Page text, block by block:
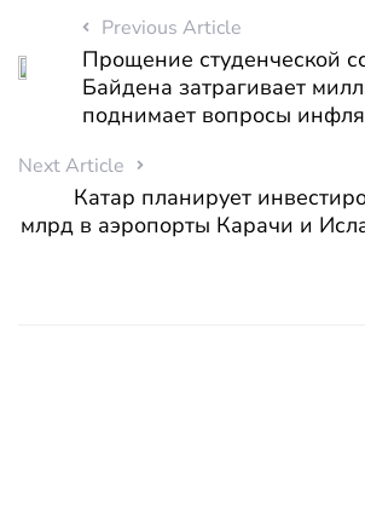
Previous Article
Прощение студенческой
Байдена затрагивает
поднимает вопросы
Next Article
Катар планирует
млрд в аэропорты Карачи и